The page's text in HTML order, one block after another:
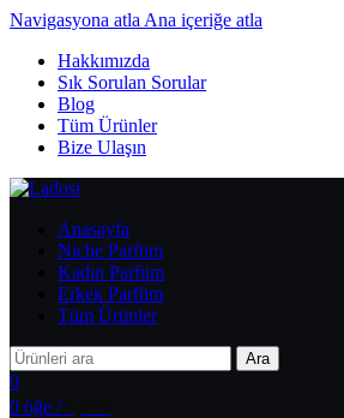
Navigasyona atla Ana içeriğe atla
Hakkımızda
Sık Sorulan Sorular
Blog
Tüm Ürünler
Bize Ulaşın
Anasayfa
Niche Parfüm
Kadın Parfüm
Erkek Parfüm
Tüm Ürünler
Ara
0
0 öğe /